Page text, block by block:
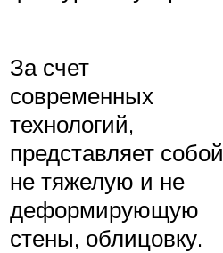
За счет
современных
технологий,
представляет собой
не тяжелую и не
деформирующую
стены, облицовку.